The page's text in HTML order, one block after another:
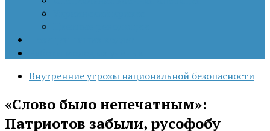
Внутренние угрозы национальной безопасности
«Слово было непечатным»:
Патриотов забыли, русофобу